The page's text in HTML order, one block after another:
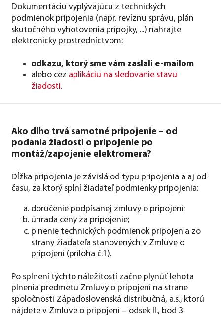
Dokumentáciu vyplývajúcu z technických
podmienok pripojenia (napr. revíznu správu, plán
skutočného vyhotovenia prípojky, ...) nahrajte
elektronicky prostredníctvom:
odkazu, ktorý sme vám zaslali e-mailom
alebo cez aplikáciu na sledovanie stavu
žiadosti.
Ako dlho trvá samotné pripojenie – od
podania žiadosti o pripojenie po
montáž/zapojenie elektromera?
Dĺžka pripojenia je závislá od typu pripojenia a aj od
času, za ktorý splní žiadateľ podmienky pripojenia:
doručenie podpísanej zmluvy o pripojení;
úhrada ceny za pripojenie;
plnenie technických podmienok pripojenia zo
strany žiadateľa stanovených v Zmluve o
pripojení (príloha č.1).
Po splnení týchto náležitostí začne plynúť lehota
plnenia predmetu Zmluvy o pripojení na strane
spoločnosti Západoslovenská distribučná, a.s., ktorú
nájdete v Zmluve o pripojení – odsek II., bod 3.